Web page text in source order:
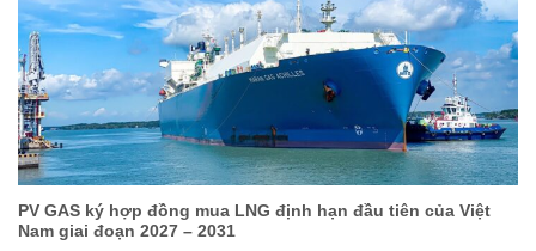
PV GAS ký hợp đồng mua LNG định hạn đầu tiên của Việt
Nam giai đoạn 2027 – 2031